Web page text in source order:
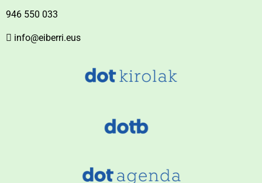
946 550 033
info@eiberri.eus